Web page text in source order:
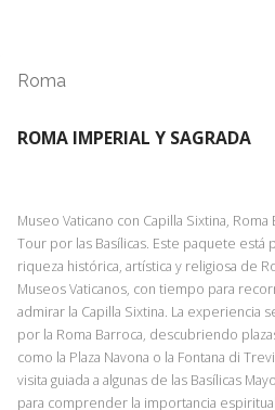
las aguas de una ciudad de más de 1200
y uno de los iconos más reconocibles del
reyes de Europa querían tener góndolas
especial que recorre parte del Canal
de la ciudad. Pero también también nos
canales, muchos de los cuales sólo son
estrechos, tendremos la mejor
uniforme tradicional, demostrar sus
embarcación por curvas cerradas y bajo
excursión sea perfecta, nuestro cortejo
por músicos que con sus canciones
sonora de su visita a Venecia.
Roma
ROMA IMPERIAL Y SAGRADA
Museo Vaticano con Capilla Sixtina,
Tour por las Basílicas. Este paquete está
riqueza histórica, artística y religiosa de
Museos Vaticanos, con tiempo para
admirar la Capilla Sixtina. La experiencia
por la Roma Barroca, descubriendo
como la Plaza Navona o la Fontana di
visita guiada a algunas de las Basílicas
para comprender la importancia